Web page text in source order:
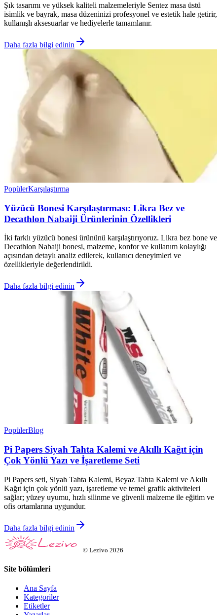
Şık tasarımı ve yüksek kaliteli malzemeleriyle Sentez masa üstü
isimlik ve bayrak, masa düzeninizi profesyonel ve estetik hale getirir,
kullanışlı aksesuarlar ve hediyelerle tamamlanır.
Daha fazla bilgi edinin
PopülerKarşılaştırma
Yüzücü Bonesi Karşılaştırması: Likra Bez ve
Decathlon Nabaiji Ürünlerinin Özellikleri
İki farklı yüzücü bonesi ürününü karşılaştırıyoruz. Likra bez bone ve
Decathlon Nabaiji bonesi, malzeme, konfor ve kullanım kolaylığı
açısından detaylı analiz edilerek, kullanıcı deneyimleri ve
özellikleriyle değerlendirildi.
Daha fazla bilgi edinin
PopülerBlog
Pi Papers Siyah Tahta Kalemi ve Akıllı Kağıt için
Çok Yönlü Yazı ve İşaretleme Seti
Pi Papers seti, Siyah Tahta Kalemi, Beyaz Tahta Kalemi ve Akıllı
Kağıt için çok yönlü yazı, işaretleme ve temel grafik aktiviteleri
sağlar; yüzey uyumu, hızlı silinme ve güvenli malzeme ile eğitim ve
ofis ortamlarına uygundur.
Daha fazla bilgi edinin
© Lezivo 2026
Site bölümleri
Ana Sayfa
Kategoriler
Etiketler